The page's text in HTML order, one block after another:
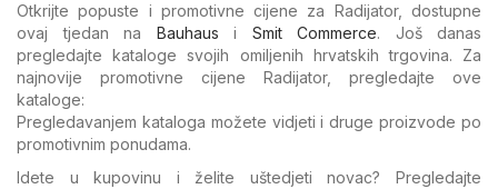
Otkrijte popuste i promotivne cijene za Radijator, dostupne
ovaj tjedan na
Bauhaus i Smit Commerce. Još danas
pregledajte kataloge svojih omiljenih hrvatskih trgovina. Za
najnovije promotivne cijene Radijator, pregledajte ove
kataloge:
Pregledavanjem kataloga možete vidjeti i druge proizvode po
promotivnim ponudama.
Idete u kupovinu i želite uštedjeti novac? Pregledajte